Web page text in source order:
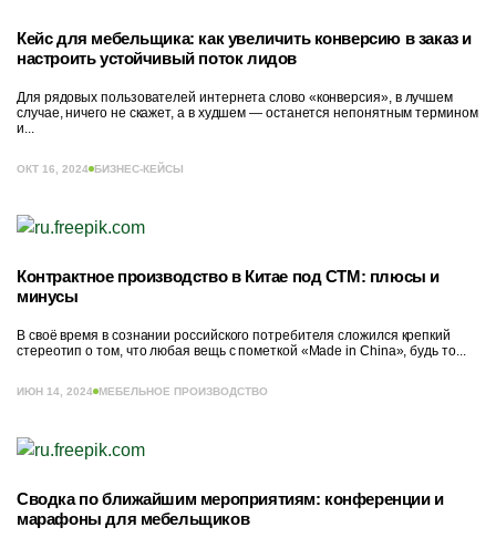
Кейс для мебельщика: как увеличить конверсию в заказ и
настроить устойчивый поток лидов
Для рядовых пользователей интернета слово «конверсия», в лучшем
случае, ничего не скажет, а в худшем — останется непонятным термином
и...
ОКТ 16, 2024 БИЗНЕС-КЕЙСЫ
Контрактное производство в Китае под СТМ: плюсы и
минусы
В своё время в сознании российского потребителя сложился крепкий
стереотип о том, что любая вещь с пометкой «Made in China», будь то...
ИЮН 14, 2024 МЕБЕЛЬНОЕ ПРОИЗВОДСТВО
Сводка по ближайшим мероприятиям: конференции и
марафоны для мебельщиков